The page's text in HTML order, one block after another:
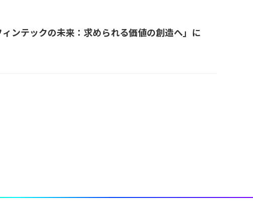
ンテックの未来：求められる価値の創造へ」に